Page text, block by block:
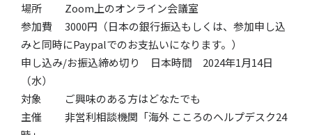
場所 Zoom上のオンライン会議室​​
参加費 3000円（日本の銀行振込もしくは、参加申し込
みと同時にPaypalでのお支払いになります。）
申し込み/お振込締め切り 日本時間 2024年1月14日
（水）
対象 ご興味のある方はどなたでも
主催 非営利相談機関「海外 こころのヘルプデスク24